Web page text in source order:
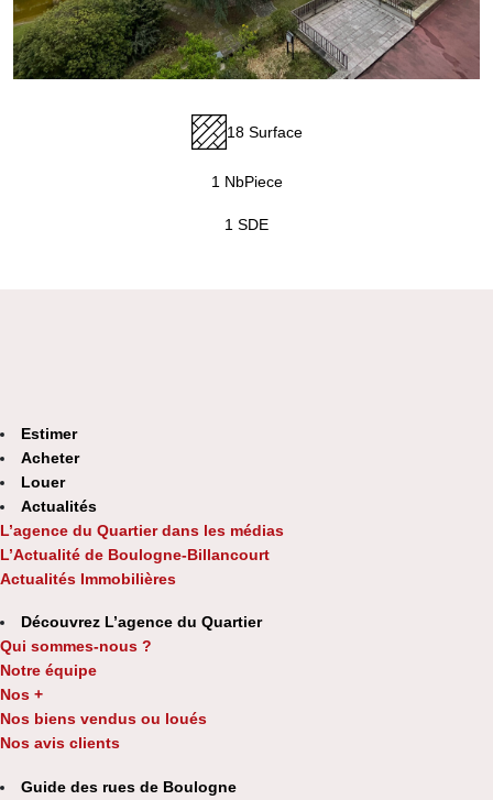
18 Surface
1 NbPiece
1 SDE
Estimer
Acheter
Louer
Actualités
L’agence du Quartier dans les médias
L’Actualité de Boulogne-Billancourt
Actualités Immobilières
Découvrez L’agence du Quartier
Qui sommes-nous ?
Notre équipe
Nos +
Nos biens vendus ou loués
Nos avis clients
Guide des rues de Boulogne